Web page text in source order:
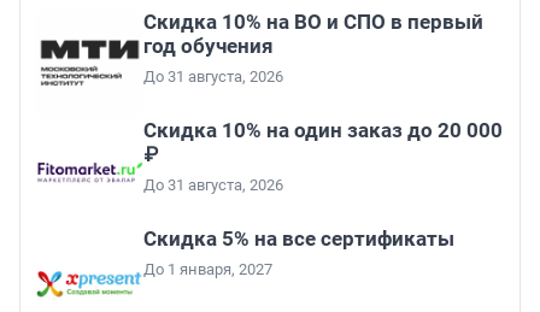
Скидка 10% на ВО и СПО в первый
год обучения
До 31 августа, 2026
Скидка 10% на один заказ до 20 000
₽
До 31 августа, 2026
Скидка 5% на все сертификаты
До 1 января, 2027